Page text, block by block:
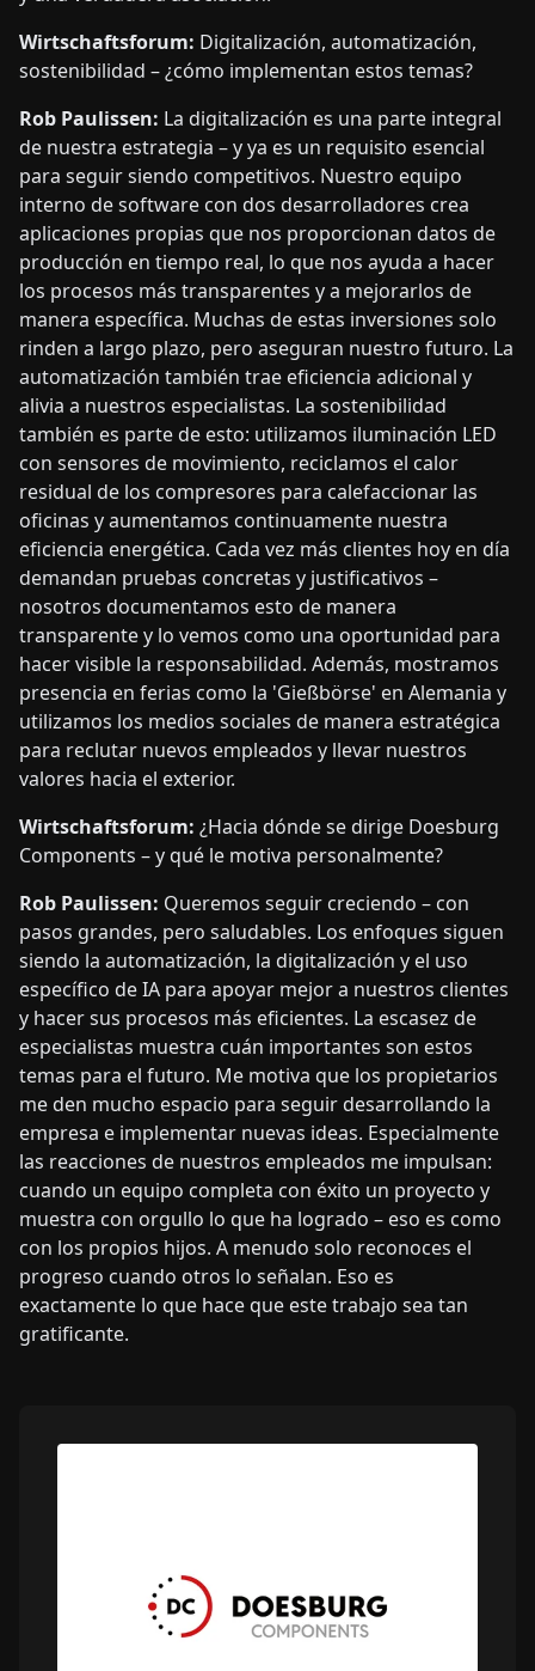
Wirtschaftsforum: Digitalización, automatización,
sostenibilidad – ¿cómo implementan estos temas?
Rob Paulissen: La digitalización es una parte integral
de nuestra estrategia – y ya es un requisito esencial
para seguir siendo competitivos. Nuestro equipo
interno de software con dos desarrolladores crea
aplicaciones propias que nos proporcionan datos de
producción en tiempo real, lo que nos ayuda a hacer
los procesos más transparentes y a mejorarlos de
manera específica. Muchas de estas inversiones solo
rinden a largo plazo, pero aseguran nuestro futuro. La
automatización también trae eficiencia adicional y
alivia a nuestros especialistas. La sostenibilidad
también es parte de esto: utilizamos iluminación LED
con sensores de movimiento, reciclamos el calor
residual de los compresores para calefaccionar las
oficinas y aumentamos continuamente nuestra
eficiencia energética. Cada vez más clientes hoy en día
demandan pruebas concretas y justificativos –
nosotros documentamos esto de manera
transparente y lo vemos como una oportunidad para
hacer visible la responsabilidad. Además, mostramos
presencia en ferias como la 'Gießbörse' en Alemania y
utilizamos los medios sociales de manera estratégica
para reclutar nuevos empleados y llevar nuestros
valores hacia el exterior.
Wirtschaftsforum: ¿Hacia dónde se dirige Doesburg
Components – y qué le motiva personalmente?
Rob Paulissen: Queremos seguir creciendo – con
pasos grandes, pero saludables. Los enfoques siguen
siendo la automatización, la digitalización y el uso
específico de IA para apoyar mejor a nuestros clientes
y hacer sus procesos más eficientes. La escasez de
especialistas muestra cuán importantes son estos
temas para el futuro. Me motiva que los propietarios
me den mucho espacio para seguir desarrollando la
empresa e implementar nuevas ideas. Especialmente
las reacciones de nuestros empleados me impulsan:
cuando un equipo completa con éxito un proyecto y
muestra con orgullo lo que ha logrado – eso es como
con los propios hijos. A menudo solo reconoces el
progreso cuando otros lo señalan. Eso es
exactamente lo que hace que este trabajo sea tan
gratificante.